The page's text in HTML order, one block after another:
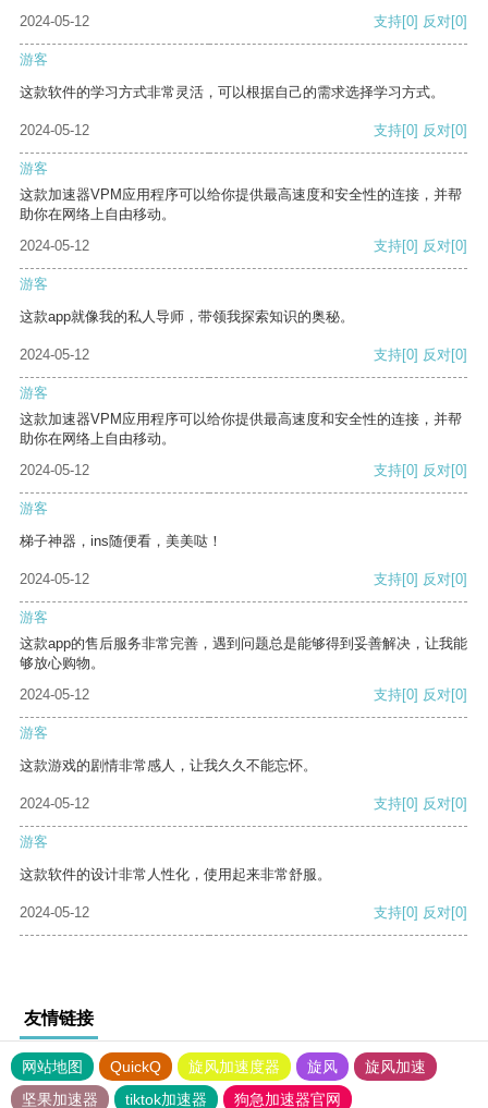
2024-05-12
支持[0] 反对[0]
游客
这款软件的学习方式非常灵活，可以根据自己的需求选择学习方式。
2024-05-12 支持[0] 反对[0]
游客
这款加速器VPM应用程序可以给你提供最高速度和安全性的连接，并帮
助你在网络上自由移动。
2024-05-12
支持[0] 反对[0]
游客
这款app就像我的私人导师，带领我探索知识的奥秘。
2024-05-12 支持[0] 反对[0]
游客
这款加速器VPM应用程序可以给你提供最高速度和安全性的连接，并帮
助你在网络上自由移动。
2024-05-12
支持[0] 反对[0]
游客
梯子神器，ins随便看，美美哒！
2024-05-12 支持[0] 反对[0]
游客
这款app的售后服务非常完善，遇到问题总是能够得到妥善解决，让我能
够放心购物。
2024-05-12
支持[0] 反对[0]
游客
这款游戏的剧情非常感人，让我久久不能忘怀。
2024-05-12 支持[0] 反对[0]
游客
这款软件的设计非常人性化，使用起来非常舒服。
2024-05-12 支持[0] 反对[0]
友情链接
网站地图 QuickQ 旋风加速度器 旋风
旋风加速
坚果加速器
tiktok加速器 狗急加速器官网